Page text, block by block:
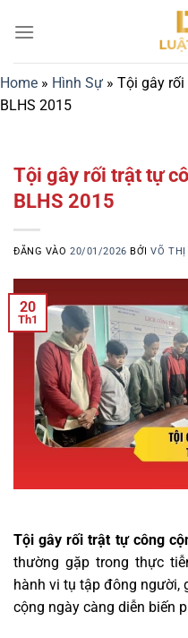
qua
dung
Home » Hình Sự » Tội gây
BLHS 2015
Tội gây rối trật tự
BLHS 2015
ĐĂNG VÀO20/01/2026 BỞIVÕ THỊ
20
Th1
Tội gây rối trật tự công
thường gặp trong thực
hành vi tụ tập đông người,
cộng ngày càng diễn biến